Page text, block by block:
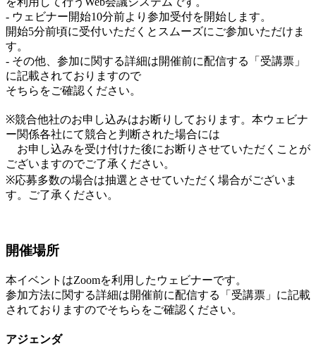
- ウェビナー開始10分前より参加受付を開始します。
開始5分前頃に受付いただくとスムーズにご参加いただけま
す。
- その他、参加に関する詳細は開催前に配信する「受講票」
に記載されておりますので
そちらをご確認ください。
※競合他社のお申し込みはお断りしております。本ウェビナ
ー関係各社にて競合と判断された場合には
お申し込みを受け付けた後にお断りさせていただくことが
ございますのでご了承ください。
※応募多数の場合は抽選とさせていただく場合がございま
す。ご了承ください。
開催場所
本イベントはZoomを利用したウェビナーです。
参加方法に関する詳細は開催前に配信する「受講票」に記載
されておりますのでそちらをご確認ください。
アジェンダ